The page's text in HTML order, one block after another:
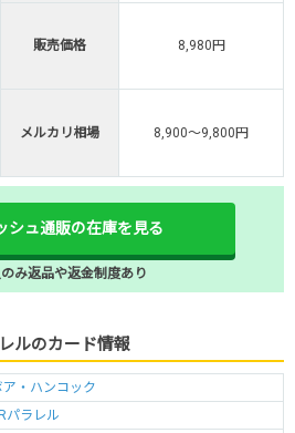
販売価格 8,980円
メルカリ相場 8,900～9,800円
シュ通販の在庫を見る
み返品や返金制度あり
ルのカード情報
ア・ハンコック
パラレル